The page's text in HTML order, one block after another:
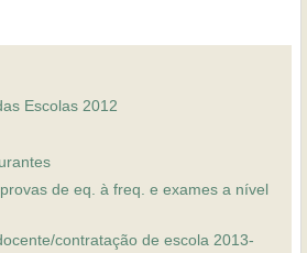
Escolas 2012
de eq. à freq. e exames a nível
contratação de escola 2013-